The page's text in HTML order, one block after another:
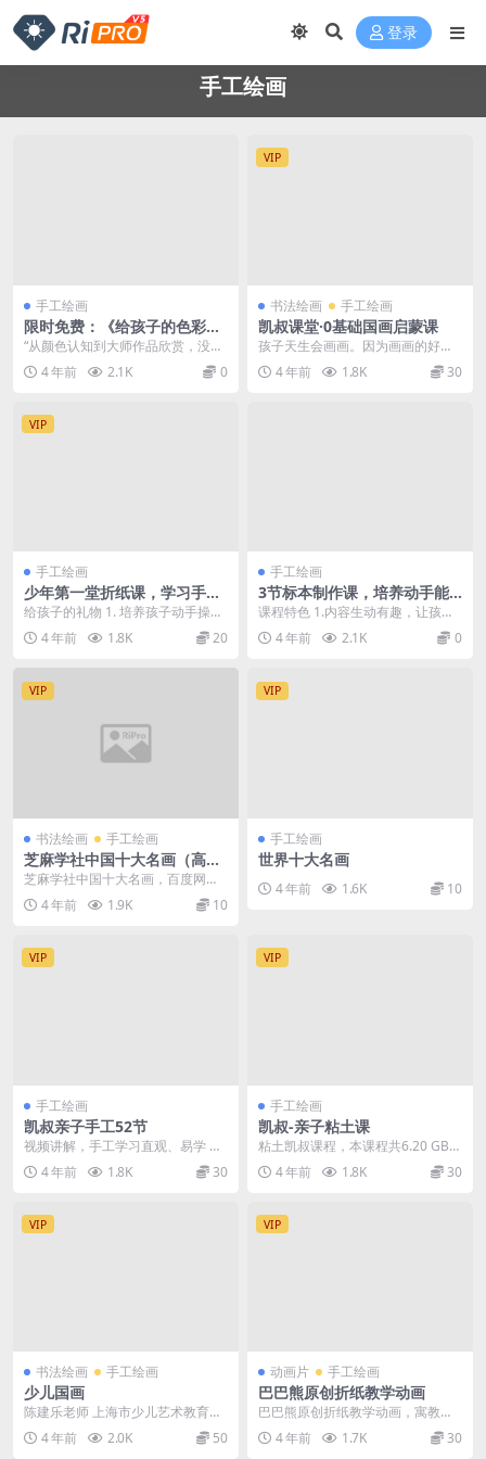
登录
手工绘画
手工绘画
限时免费：《给孩子的色彩启
蒙课》8集高清视频百度网盘
“从颜色认知到大师作品欣赏，没有
枯燥的理论知识，只有好课的原创
动画和...
4 年前 2.1K 0
VIP
书法绘画 手工绘画
凯叔课堂·0基础国画启蒙课
孩子天生会画画。因为画画的好处
众多，所以很多父母从小就注重孩
子的艺术启蒙，有意培...
4 年前 1.8K 30
VIP
手工绘画
少年第一堂折纸课，学习手工
艺术，锻炼手眼协调
给孩子的礼物 1. 培养孩子动手操作
能力 2. 促进孩子对折纸有关历史文
化的了解...
4 年前 1.8K 20
手工绘画
3节标本制作课，培养动手能
力，带孩子探秘大自然奥秘！
百度网盘，免费下载！
课程特色 1.内容生动有趣，让孩子
在快乐中掌握基本常识 本次标本
课，老师精心准备...
4 年前 2.1K 0
VIP
书法绘画 手工绘画
芝麻学社中国十大名画（高清
视频）
芝麻学社中国十大名画，百度网盘
高清视频。 资源目录 01梦中的仙女
是什么样的.m...
4 年前 1.9K 10
VIP
手工绘画
世界十大名画
4 年前 1.6K 10
VIP
手工绘画
凯叔亲子手工52节
视频讲解，手工学习直观、易学 每
个手工5-10分钟视频教学。 每个步
骤清楚直观、...
4 年前 1.8K 30
VIP
手工绘画
凯叔-亲子粘土课
粘土凯叔课程，本课程共6.20 GB，
VIP会员可通过网盘转存下载或者在
线播放。...
4 年前 1.8K 30
VIP
书法绘画 手工绘画
少儿国画
陈建乐老师 上海市少儿艺术教育名
师 师从国画大师徐元清、张大伟 上
海香山诗画社注...
4 年前 2.0K 50
VIP
动画片 手工绘画
巴巴熊原创折纸教学动画
巴巴熊原创折纸教学动画，寓教于
乐，让孩子们跟着巴巴熊来玩折纸
吧。巴巴熊是千万家长...
4 年前 1.7K 30